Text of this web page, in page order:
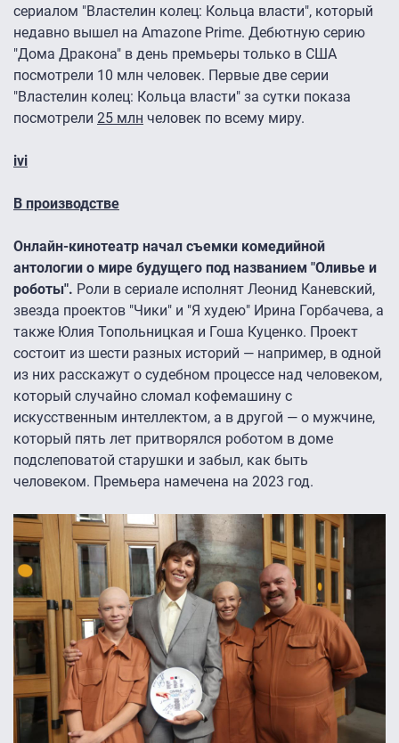
сериалом "Властелин колец: Кольца власти", который
недавно вышел на Amazone Prime. Дебютную серию
"Дома Дракона" в день премьеры только в США
посмотрели 10 млн человек. Первые две серии
"Властелин колец: Кольца власти" за сутки показа
посмотрели 25 млн человек по всему миру.
ivi
В производстве
Онлайн-кинотеатр начал съемки комедийной
антологии о мире будущего под названием "Оливье и
роботы". Роли в сериале исполнят Леонид Каневский,
звезда проектов "Чики" и "Я худею" Ирина Горбачева, а
также Юлия Топольницкая и Гоша Куценко. Проект
состоит из шести разных историй — например, в одной
из них расскажут о судебном процессе над человеком,
который случайно сломал кофемашину с
искусственным интеллектом, а в другой — о мужчине,
который пять лет притворялся роботом в доме
подслеповатой старушки и забыл, как быть
человеком. Премьера намечена на 2023 год.